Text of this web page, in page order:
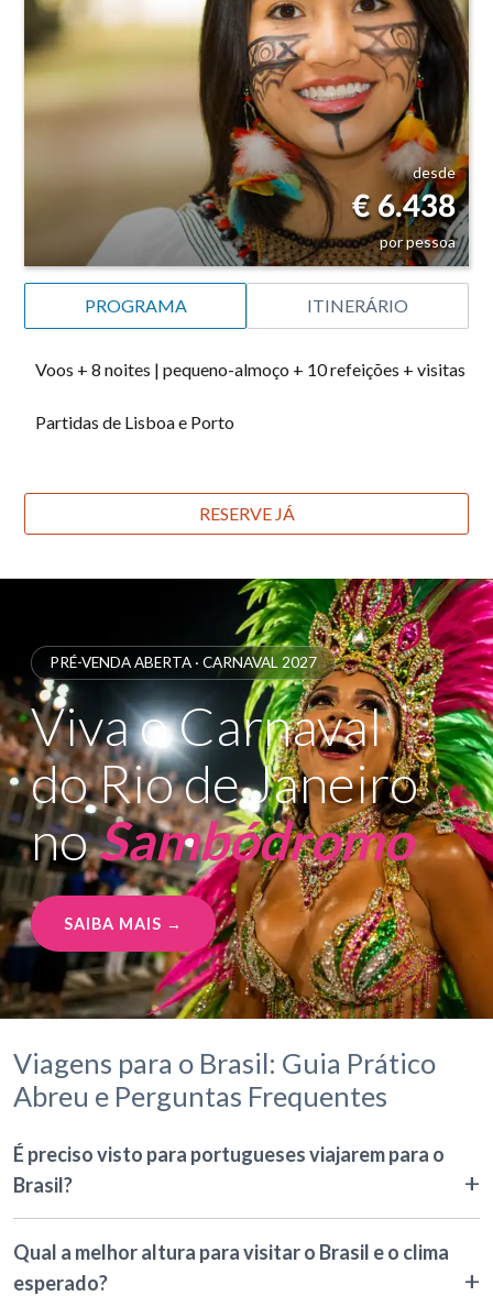
desde
€ 6.438
por pessoa
PROGRAMA ITINERÁRIO
Voos + 8 noites | pequeno-almoço + 10 refeições + visitas
Partidas de Lisboa e Porto
RESERVE JÁ
PRÉ-VENDA ABERTA · CARNAVAL 2027
Viva o Carnaval
do Rio de Janeiro
noSambódromo
SAIBA MAIS →
Viagens para o Brasil: Guia Prático
Abreu e Perguntas Frequentes
É preciso visto para portugueses viajarem para o
Brasil?
Qual a melhor altura para visitar o Brasil e o clima
esperado?